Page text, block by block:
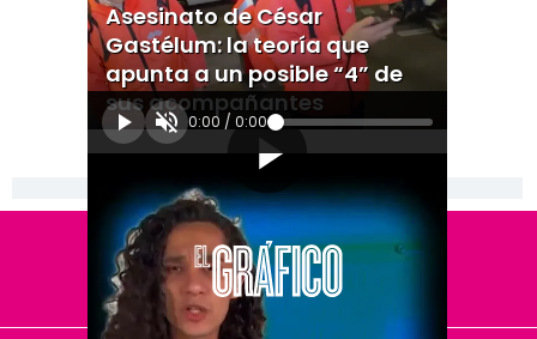
Asesinato de César
Gastélum: la teoría que
apunta a un posible “4” de
sus acompañantes
0:00 / 0:00
[Publicidad]